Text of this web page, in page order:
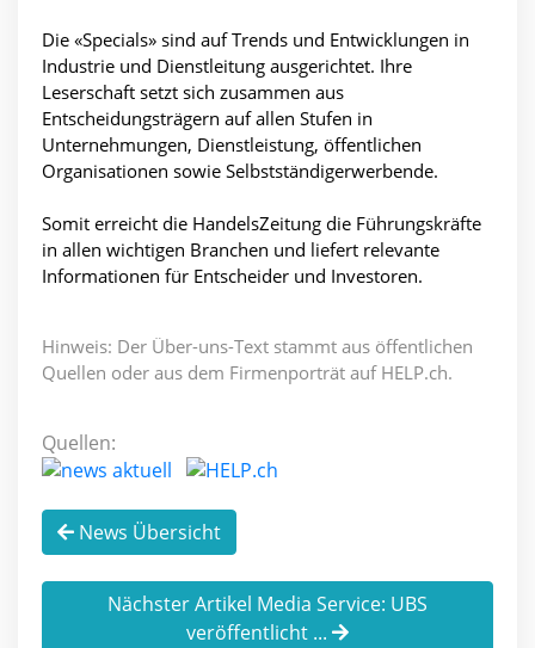
Die «Specials» sind auf Trends und Entwicklungen in
Industrie und Dienstleitung ausgerichtet. Ihre
Leserschaft setzt sich zusammen aus
Entscheidungsträgern auf allen Stufen in
Unternehmungen, Dienstleistung, öffentlichen
Organisationen sowie Selbstständigerwerbende.
Somit erreicht die HandelsZeitung die Führungskräfte
in allen wichtigen Branchen und liefert relevante
Informationen für Entscheider und Investoren.
Hinweis: Der Über-uns-Text stammt aus öffentlichen
Quellen oder aus dem Firmenporträt auf HELP.ch.
Quellen:
News Übersicht
Nächster Artikel Media Service: UBS
veröffentlicht ...